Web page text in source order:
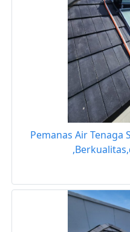
Pemanas Air Tenaga